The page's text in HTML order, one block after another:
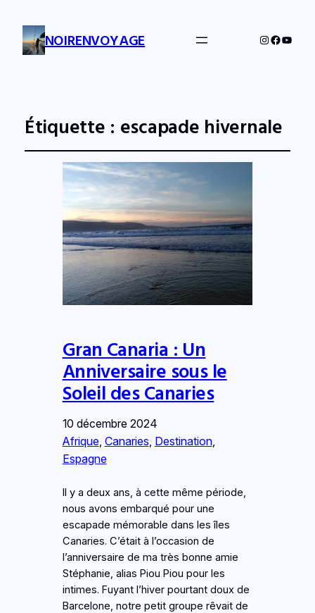
NOIRENVOYAGE Instagram
Étiquette : escapade hivernale
Gran Canaria : Un
Anniversaire sous le
Soleil des Canaries
10 décembre 2024
Afrique, Canaries Destination
Espagne
Il y a deux ans, à cette même période,
nous avons embarqué pour une
escapade mémorable dans les îles
Canaries. C’était à l’occasion de
l’anniversaire de ma très bonne amie
Stéphanie, alias Piou Piou pour les
intimes. Fuyant l’hiver pourtant doux de
Barcelone, notre petit groupe rêvait de